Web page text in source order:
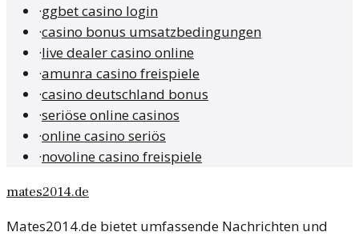
·ggbet casino login
·casino bonus umsatzbedingungen
·live dealer casino online
·amunra casino freispiele
·casino deutschland bonus
·seriöse online casinos
·online casino seriös
·novoline casino freispiele
mates2014.de
Mates2014.de bietet umfassende Nachrichten und